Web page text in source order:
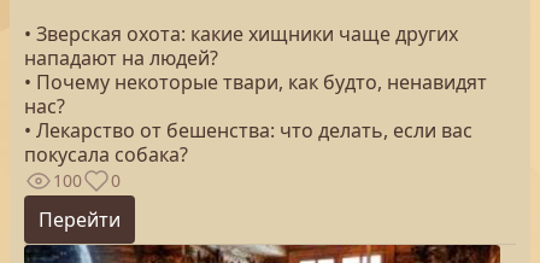
• Зверская охота: какие хищники чаще других
нападают на людей?
• Почему некоторые твари, как будто, ненавидят
нас?
• Лекарство от бешенства: что делать, если вас
покусала собака?
100 0
Перейти